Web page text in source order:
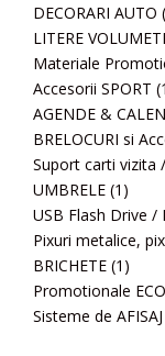
DECORARI AUTO
LITERE
Materiale
Accesorii SPORT
AGENDE &
BRELOCURI si
Suport carti vizita
UMBRELE (1)
USB Flash Drive /
Pixuri metalice,
BRICHETE (1)
Promotionale
Sisteme de